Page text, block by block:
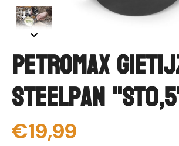
Petromax
Steelpan
€19,99